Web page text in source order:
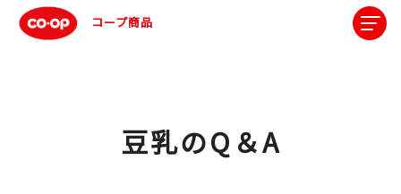
コープ商品
豆乳のQ＆A